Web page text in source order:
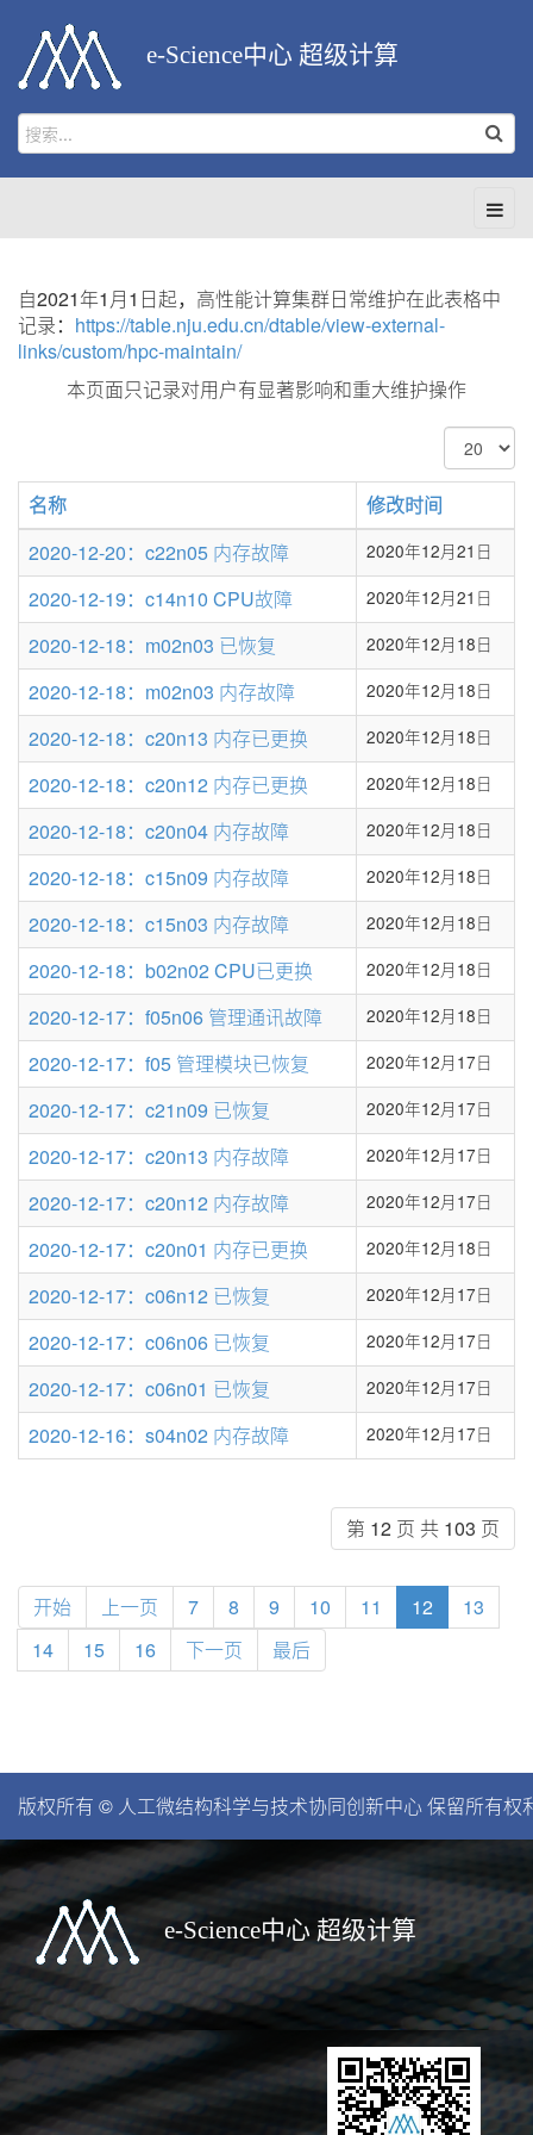
e-Science中心 超级计算
自2021年1月1日起，高性能计算集群日常维护在此表格中
记录： https://table.nju.edu.cn/dtable/view-external-
links/custom/hpc-maintain/
本页面只记录对用户有显著影响和重大维护操作
每
页
显
条
数
名称
修改时间
2020-12-20：c22n05 内存故障
2020年12月21日
2020-12-19：c14n10 CPU故障 2020年12月21日
2020-12-18：m02n03 已恢复 2020年12月18日
2020-12-18：m02n03 内存故障 2020年12月18日
2020-12-18：c20n13 内存已更换 2020年12月18日
2020-12-18：c20n12 内存已更换 2020年12月18日
2020-12-18：c20n04 内存故障 2020年12月18日
2020-12-18：c15n09 内存故障 2020年12月18日
2020-12-18：c15n03 内存故障 2020年12月18日
2020-12-18：b02n02 CPU已更换 2020年12月18日
2020-12-17：f05n06 管理通讯故障 2020年12月18日
2020-12-17：f05 管理模块已恢复 2020年12月17日
2020-12-17：c21n09 已恢复 2020年12月17日
2020-12-17：c20n13 内存故障 2020年12月17日
2020-12-17：c20n12 内存故障 2020年12月17日
2020-12-17：c20n01 内存已更换 2020年12月18日
2020-12-17：c06n12 已恢复 2020年12月17日
2020-12-17：c06n06 已恢复 2020年12月17日
2020-12-17：c06n01 已恢复 2020年12月17日
2020-12-16：s04n02 内存故障 2020年12月17日
第 12 页 共 103 页
开始 上一页 7 8 9 10 11 12
13
14
15 16 下一页 最后
版权所有 © 人工微结构科学与技术协同创新中心 保留所有
e-Science中心 超级计算